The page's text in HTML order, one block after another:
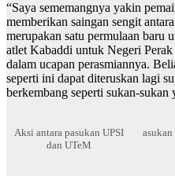
“Saya sememangnya yakin
memberikan saingan sengit
merupakan satu permulaan baru
atlet Kabaddi untuk Negeri Perak
dalam ucapan perasmiannya.
seperti ini dapat diteruskan lagi
berkembang seperti sukan-sukan
Aksi antara pasukan UPSI
dan UTeM